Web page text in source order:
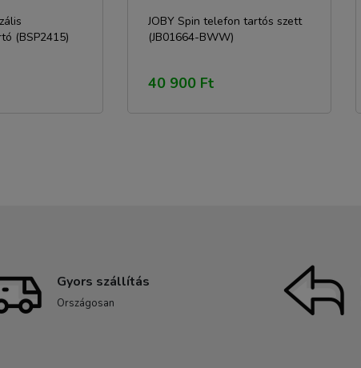
(BSP2415)
JOBY Spin telefon tartós szett
(JB01664-BWW)
40 900 Ft
Gyors szállítás
Országosan